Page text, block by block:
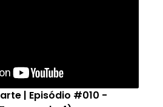
| Episódio #010 -